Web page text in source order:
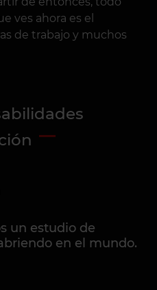
ves ahora es el
de trabajo y muchos
un estudio de
en el mundo.